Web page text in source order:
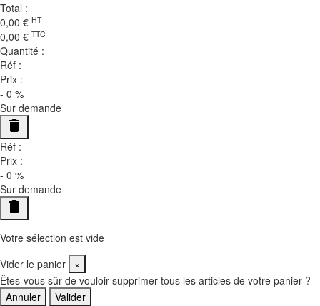
Total :
0,00 € HT
0,00 € TTC
Quantité :
Réf :
Prix :
- 0 %
Sur demande
delete
Réf :
Prix :
- 0 %
Sur demande
delete
Votre sélection est vide
Vider le panier
×
Êtes-vous sûr de vouloir supprimer tous les articles de votre panier ?
Annuler
Valider